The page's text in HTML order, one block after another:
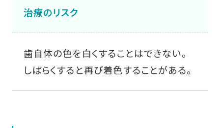
治療のリスク
歯自体の色を白くすることはできない。
しばらくすると再び着色することがある。